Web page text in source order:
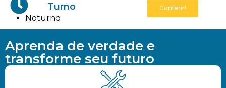
Turno Conferir!
Noturno
Aprenda de verdade e
transforme seu futuro